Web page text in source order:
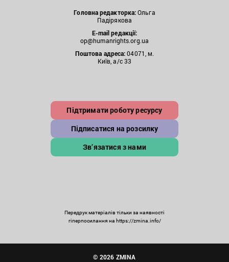
Головна редакторка:Ольга
Падірякова
E-mail редакції:
op@humanrights.org.ua
Поштова адреса:04071, м.
Київ, а/с 33
Підтримати роботу ресурсу
Підписатися на розсилку
Зв’язатися з нами
Передрук матеріалів тільки за наявності
гіперпосилання на https://zmina.info/
© 2026 ZMINA